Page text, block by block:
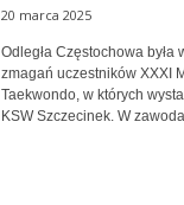
20 marca 2025
Odległa Częstochowa
zmagań uczestników XXXI
Taekwondo, w których
KSW Szczecinek. W